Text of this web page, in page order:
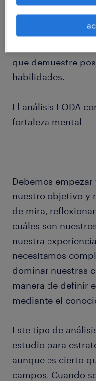
Todas estas
a la persona que
que demuestre
habilidades.
El análisis FODA
fortaleza mental
Debemos
nuestro objetivo y
de mira,
cuáles son
nuestra
necesitamos
dominar nuestras
manera de definir
mediante el
Este tipo de
estudio para
aunque es cierto
campos. Cuando